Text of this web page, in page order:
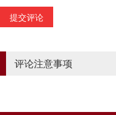
评论注意事项